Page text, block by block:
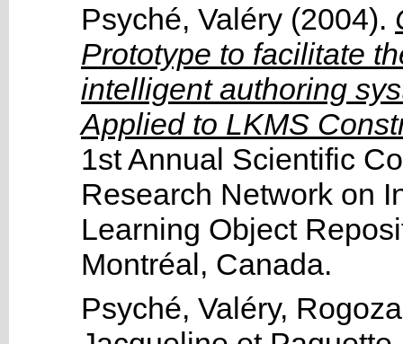
Psyché, Valéry (2004).
Prototype to facilitate
intelligent authoring
Applied to LKMS
1st Annual Scientific
Research Network on
Learning Object
Montréal, Canada.
Psyché, Valéry,